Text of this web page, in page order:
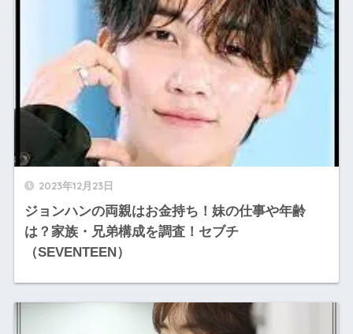
2023年12月23日
ジョンハンの両親はお金持ち！妹の仕事や年齢
は？家族・兄弟構成を調査！セブチ
（SEVENTEEN）